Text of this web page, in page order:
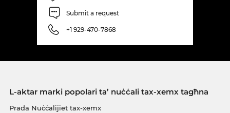
Submit a request
+1 929-470-7868
L-aktar marki popolari ta’ nuċċali tax-xemx tagħna
Prada Nuċċalijiet tax-xemx